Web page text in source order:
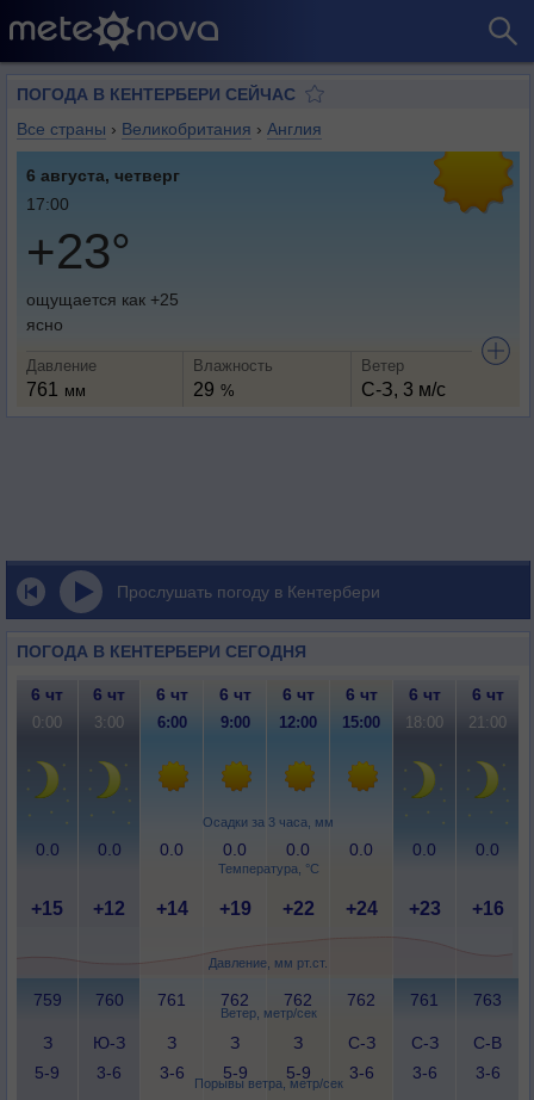
ПОГОДА В КЕНТЕРБЕРИ СЕЙЧАС
Все страны › Великобритания › Англия
6 августа, четверг
17:00
+23°
ощущается как +25
ясно
Давление
761 мм
Влажность
29 %
Ветер
С-З, 3 м/с
Прослушать погоду в Кентербери
ПОГОДА В КЕНТЕРБЕРИ СЕГОДНЯ
Осадки за 3 часа, мм
Температура, °C
Давление, мм рт.ст.
Ветер, метр/сек
Порывы ветра, метр/сек
6 чт 6 чт 6 чт 6 чт 6 чт 6 чт 6 чт 6 чт
0:00 3:00 6:00 9:00 12:00 15:00 18:00 21:00
0.0 0.0 0.0 0.0 0.0 0.0 0.0 0.0
+15 +12 +14 +19 +22 +24 +23 +16
759 760 761 762 762 762 761 763
З
5-9
Ю-З
3-6
З
3-6
З
5-9
З
5-9
С-З
3-6
С-З
3-6
С-В
3-6